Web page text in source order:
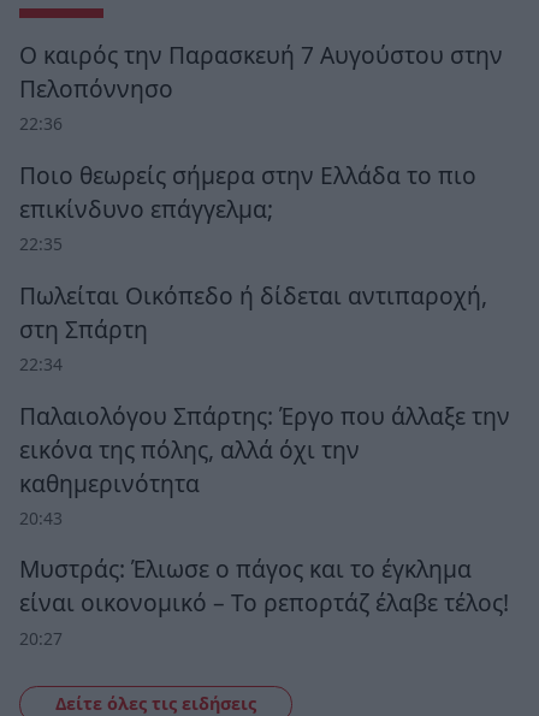
Ο καιρός την Παρασκευή 7 Αυγούστου στην
Πελοπόννησο
22:36
Ποιο θεωρείς σήμερα στην Ελλάδα το πιο
επικίνδυνο επάγγελμα;
22:35
Πωλείται Οικόπεδο ή δίδεται αντιπαροχή,
στη Σπάρτη
22:34
Παλαιολόγου Σπάρτης: Έργο που άλλαξε την
εικόνα της πόλης, αλλά όχι την
καθημερινότητα
20:43
Μυστράς: Έλιωσε ο πάγος και το έγκλημα
είναι οικονομικό – Το ρεπορτάζ έλαβε τέλος!
20:27
Δείτε όλες τις ειδήσεις